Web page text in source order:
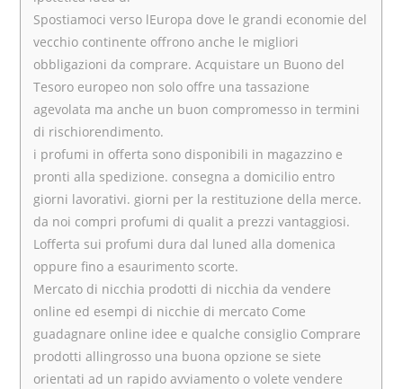
Spostiamoci verso lEuropa dove le grandi economie del
vecchio continente offrono anche le migliori
obbligazioni da comprare. Acquistare un Buono del
Tesoro europeo non solo offre una tassazione
agevolata ma anche un buon compromesso in termini
di rischiorendimento.
i profumi in offerta sono disponibili in magazzino e
pronti alla spedizione. consegna a domicilio entro
giorni lavorativi. giorni per la restituzione della merce.
da noi compri profumi di qualit a prezzi vantaggiosi.
Lofferta sui profumi dura dal luned alla domenica
oppure fino a esaurimento scorte.
Mercato di nicchia prodotti di nicchia da vendere
online ed esempi di nicchie di mercato Come
guadagnare online idee e qualche consiglio Comprare
prodotti allingrosso una buona opzione se siete
orientati ad un rapido avviamento o volete vendere